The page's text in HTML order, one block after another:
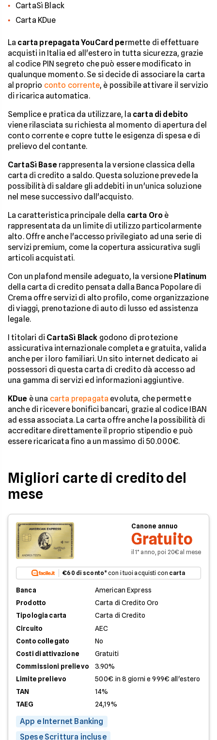
CartaSì Black
Carta KDue
La carta prepagata YouCard permette di effettuare
acquisti in Italia ed all'estero in tutta sicurezza, grazie
al codice PIN segreto che può essere modificato in
qualunque momento. Se si decide di associare la carta
al proprio conto corrente, è possibile attivare il servizio
di ricarica automatica.
Semplice e pratica da utilizzare, la carta di debito
viene rilasciata su richiesta al momento di apertura del
conto corrente e copre tutte le esigenza di spesa e di
prelievo del contante.
CartaSì Base rappresenta la versione classica della
carta di credito a saldo. Questa soluzione prevede la
possibilità di saldare gli addebiti in un'unica soluzione
nel mese successivo dall'acquisto.
La caratteristica principale della carta Oro è
rappresentata da un limite di utilizzo particolarmente
alto. Offre anche l'accesso privilegiato ad una serie di
servizi premium, come la copertura assicurativa sugli
articoli acquistati.
Con un plafond mensile adeguato, la versione Platinum
della carta di credito pensata dalla Banca Popolare di
Crema offre servizi di alto profilo, come organizzazione
di viaggi, prenotazione di auto di lusso ed assistenza
legale.
I titolari di CartaSì Black godono di protezione
assicurativa internazionale completa e gratuita, valida
anche per i loro familiari. Un sito internet dedicato ai
possessori di questa carta di credito dà accesso ad
una gamma di servizi ed informazioni aggiuntive.
KDue è una carta prepagata evoluta, che permette
anche di ricevere bonifici bancari, grazie al codice IBAN
ad essa associata. La carta offre anche la possibilità di
accreditare direttamente il proprio stipendio e può
essere ricaricata fino a un massimo di 50.000€.
Migliori carte di credito del
mese
Canone annuo
Gratuito
il 1° anno, poi 20€ al mese
€60 di sconto* con i tuoi acquisti con carta
Banca
American Express
Prodotto
Carta di Credito Oro
Tipologia carta
Carta di Credito
Circuito
AEC
Conto collegato
No
Costi di attivazione
Gratuiti
Commissioni prelievo
3.90%
Limite prelievo
500€ in 8 giorni e 999€ all'estero
TAN
14%
TAEG
24,19%
App e Internet Banking
Spese Scrittura incluse